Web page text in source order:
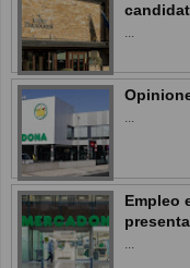
...
...
Empleo
...